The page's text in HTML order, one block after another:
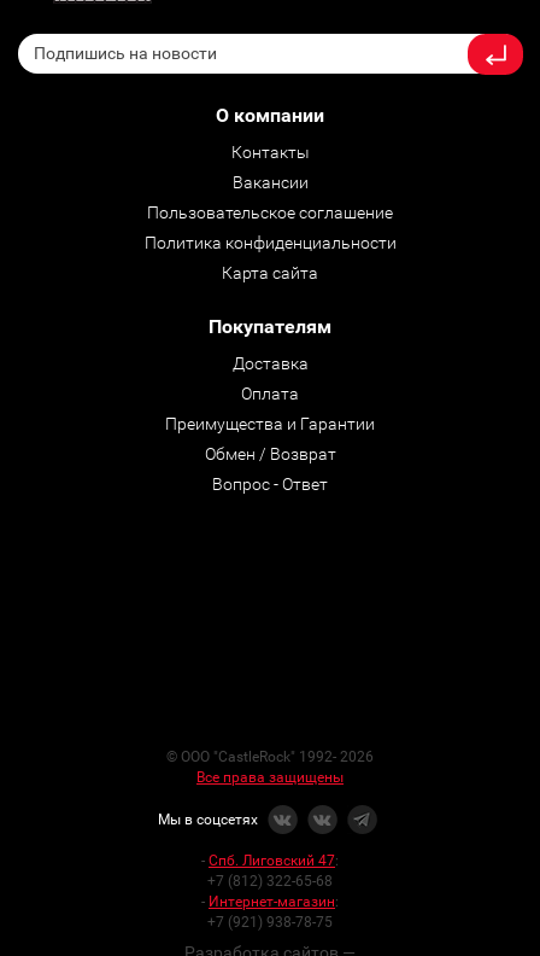
О компании
Контакты
Вакансии
Пользовательское соглашение
Политика конфиденциальности
Карта сайта
Покупателям
Доставка
Оплата
Преимущества и Гарантии
Обмен / Возврат
Вопрос - Ответ
© ООО "CastleRock" 1992- 2026
Все права защищены
Мы в соцсетях
- Спб. Лиговский 47:
+7 (812) 322-65-68
- Интернет-магазин:
+7 (921) 938-78-75